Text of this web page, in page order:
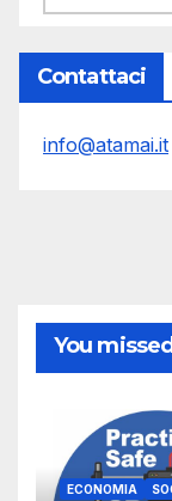
Contattaci
info@atamai.it
You missed
ECONOMIA